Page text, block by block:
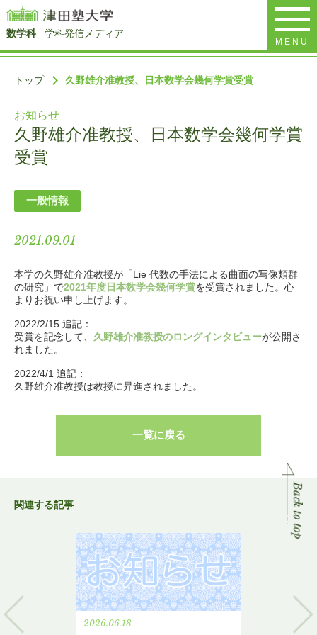
数学科 学科発信メディア
MENU
トップ 久野雄介准教授、日本数学会幾何学賞受賞
お知らせ
久野雄介准教授、日本数学会幾何学賞
受賞
一般情報
2021.09.01
本学の久野雄介准教授が「Lie 代数の手法による曲面の写像類群
の研究」で2021年度日本数学会幾何学賞を受賞されました。心
よりお祝い申し上げます。
2022/2/15 追記：
受賞を記念して、 久野雄介准教授のロングインタビューが公開さ
れました。
2022/4/1 追記：
久野雄介准教授は教授に昇進されました。
一覧に戻る
関連する記事
2026.06.18